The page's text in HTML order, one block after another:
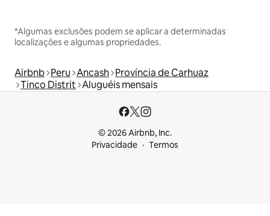
*Algumas exclusões podem se aplicar a determinadas
localizações e algumas propriedades.
Airbnb Peru Ancash Província de Carhuaz
Tinco Distrit Aluguéis mensais
© 2026 Airbnb, Inc.
Privacidade
Termos